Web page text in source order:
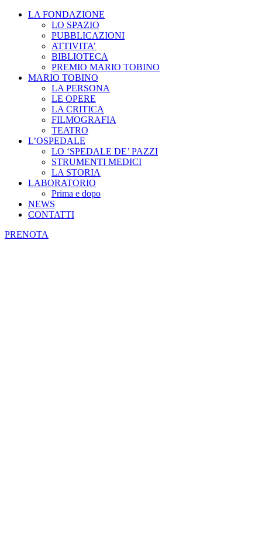
LA FONDAZIONE
LO SPAZIO
PUBBLICAZIONI
ATTIVITA’
BIBLIOTECA
PREMIO MARIO TOBINO
MARIO TOBINO
LA PERSONA
LE OPERE
LA CRITICA
FILMOGRAFIA
TEATRO
L’OSPEDALE
LO ‘SPEDALE DE’ PAZZI
STRUMENTI MEDICI
LA STORIA
LABORATORIO
Prima e dopo
NEWS
CONTATTI
PRENOTA